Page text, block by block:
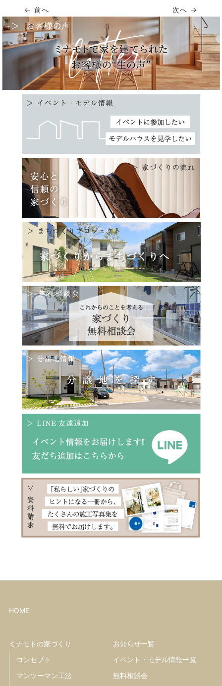
← 前へ 次へ →
HOME
ミナモトの家づくり
コンセプト
マンツーマン工法
お知らせ一覧
イベント・モデル情報一覧
無料相談会